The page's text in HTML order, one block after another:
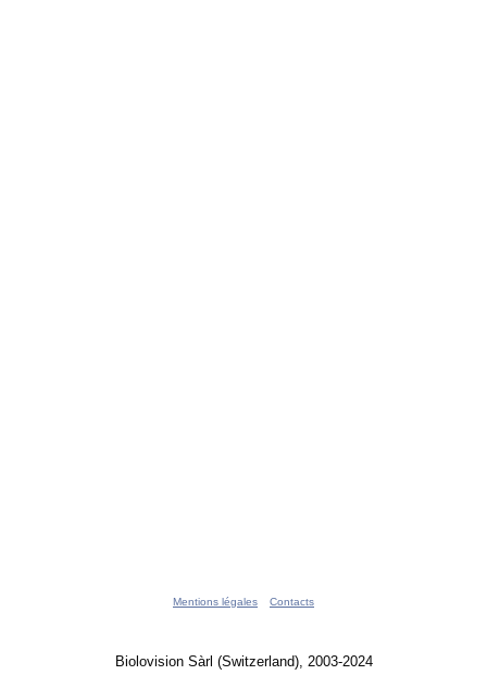
Mentions légales Contacts
Biolovision Sàrl (Switzerland), 2003-2024